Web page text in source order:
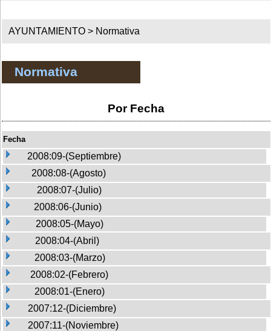
AYUNTAMIENTO > Normativa
Normativa
Por Fecha
Fecha
2008:09-(Septiembre)
2008:08-(Agosto)
2008:07-(Julio)
2008:06-(Junio)
2008:05-(Mayo)
2008:04-(Abril)
2008:03-(Marzo)
2008:02-(Febrero)
2008:01-(Enero)
2007:12-(Diciembre)
2007:11-(Noviembre)